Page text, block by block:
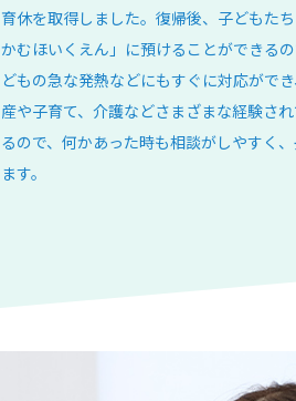
育休を取得しました。復帰後、子どもた
かむほいくえん」に預けることができる
どもの急な発熱などにもすぐに対応がで
産や子育て、介護などさまざまな経験さ
るので、何かあった時も相談がしやすく
ます。